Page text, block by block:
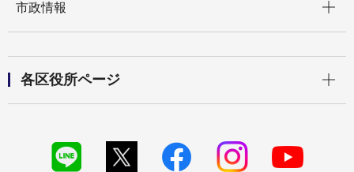
市政情報
各区役所ページ